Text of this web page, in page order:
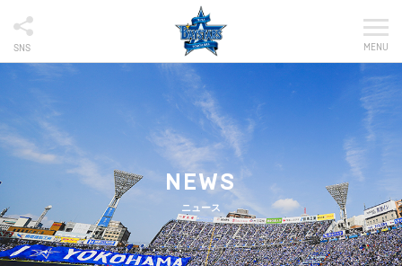
SNS MENU
NEWS
ニュース